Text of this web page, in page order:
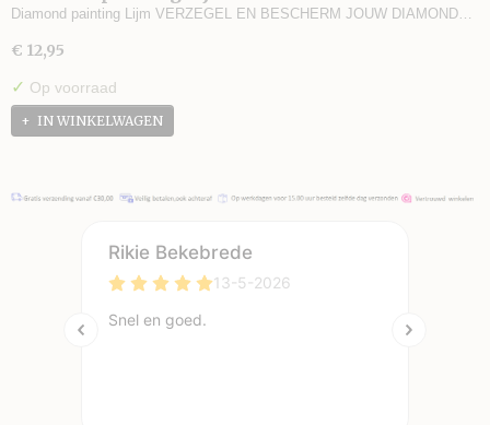
Diamond painting Lijm VERZEGEL EN BESCHERM JOUW DIAMOND…
€ 12,95
✓ Op voorraad
IN WINKELWAGEN